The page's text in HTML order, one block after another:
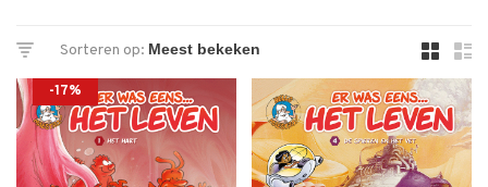
Sorteren op:
-17%